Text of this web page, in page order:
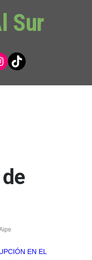
Sur
TikTok